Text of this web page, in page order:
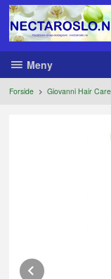
Gå
innholdet
Meny
Forside Giovanni Hair Care
Prev